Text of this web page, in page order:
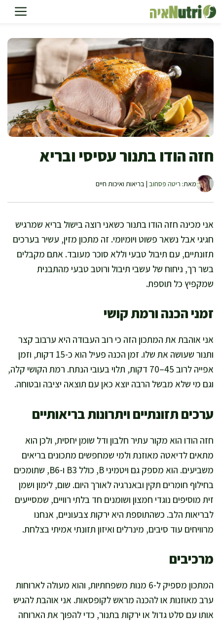
לדלג
לתוכן
חזה הודו בתנור עסיסי ובריא
מאת: ריטה פסחוב | בריאות ואיכות חיים
אני מכינה חזה הודו בתנור כשאני רוצה בישול בריא שמרגיש
חגיגי אבל נשאר פשוט ויומיומי. זה מתכון מזין, עשיר בערכים
תזונתיים, עם תיבול טבעי וללא סוכר מעובד. אתם מקבלים
בשר רך, ניחוח של עשבי תיבול ורוטב טבעי מהתבנית
שמקפיץ כל תוספת.
זמני הכנה ורמת קושי
אני אוהבת את המתכון הזה כי רוב העבודה היא ערבוב קצר
ותנור שעושה את שלו. זמן הכנה פעיל הוא כ-15 דקות, וזמן
אפייה לרוב 45–70 דקות, תלוי בעובי הנתח. רמת הקושי קלה,
וגם מי שלא מבשל הרבה יוצא כאן עם תוצאה יציבה ובטוחה.
ערכים תזונתיים ויתרונות בריאותיים
חזה הודו הוא מקור עתיר חלבון ודל שומן יחסית, ולכן הוא
מתאים לדיאטה מאוזנת ולמי שמחפשים מתכונים בריאים
משביעים. הוא מספק גם ויטמיני B, כולל B3 ו-B6, שתומכים
בחילוף חומרים תקין ובאנרגיה לאורך היום. שום, לימון ושמן
זית מוסיפים נוגדי חמצון ושומנים חד בלתי רוויים, שמסייעים
לבריאות הלב. כשהתוספת היא ירקות צבעוניים, אנחנו
מרוויחים עוד סיבים, מינרלים ואיזון תזונתי אמיתי בצלחת.
מרכיבים
המתכון מספיק ל-6 מנות משפחתיות, והוא מעולה לארוחות
ערב מאוזנות או להכנה מראש לקופסאות. אני אוהבת להגיש
אותו עם סלט גדול או ירקות בתנור, כדי להפוך את הארוחה